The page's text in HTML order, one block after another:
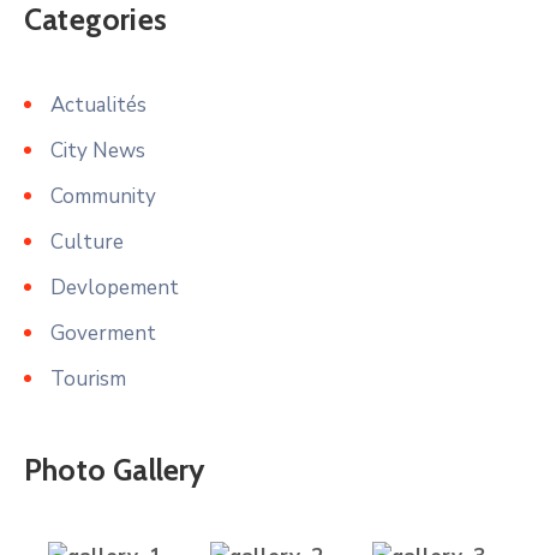
Categories
Actualités
City News
Community
Culture
Devlopement
Goverment
Tourism
Photo Gallery